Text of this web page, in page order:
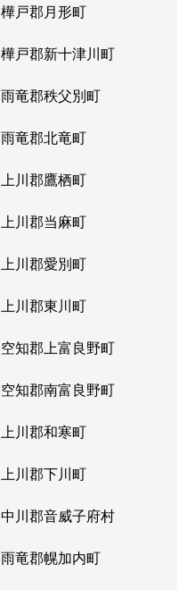
樺戸郡月形町
樺戸郡新十津川町
雨竜郡秩父別町
雨竜郡北竜町
上川郡鷹栖町
上川郡当麻町
上川郡愛別町
上川郡東川町
空知郡上富良野町
空知郡南富良野町
上川郡和寒町
上川郡下川町
中川郡音威子府村
雨竜郡幌加内町